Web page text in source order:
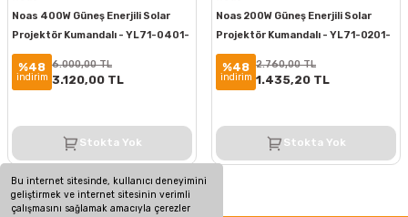
Bu internet sitesinde, kullanıcı deneyimini
geliştirmek ve internet sitesinin verimli
çalışmasını sağlamak amacıyla çerezler
Noas 400W Güneş Enerjili Solar
Projektör Kumandalı - YL71-0401-
S
%48
indirim
6.000,00 TL
3.120,00 TL
Stokta Yok
Noas 200W Güneş Enerjili Solar
Projektör Kumandalı - YL71-0201-
S
%48
indirim
2.760,00 TL
1.435,20 TL
Stokta Yok